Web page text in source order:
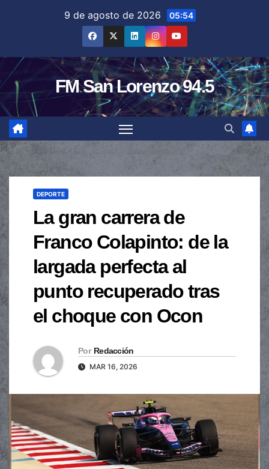
9 de agosto de 2026 05:54
FM San Lorenzo 94.5
DEPORTE
La gran carrera de
Franco Colapinto: de la
largada perfecta al
punto recuperado tras
el choque con Ocon
Por Redacción
MAR 16, 2026